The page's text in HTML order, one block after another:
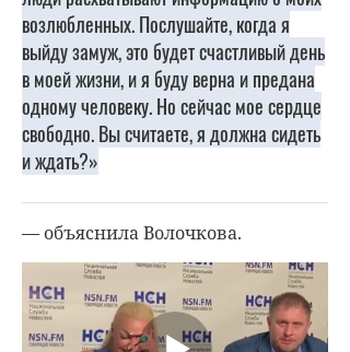
возлюбленных. Послушайте, когда я
выйду замуж, это будет счастливый день
в моей жизни, и я буду верна и предана
одному человеку. Но сейчас мое сердце
свободно. Вы считаете, я должна сидеть
и ждать?»
— объяснила Волочкова.